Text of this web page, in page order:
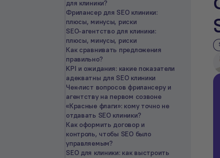
для клиники?
Фрилансер для SEO клиники:
плюсы, минусы, риски
SEO-агентство для клиники:
плюсы, минусы, риски
Как сравнивать предложения
правильно?
KPI и ожидания: какие показатели
адекватны для SEO клиники
Чек-лист вопросов фрилансеру и
агентству на первом созвоне
«Красные флаги»: кому точно не
отдавать SEO клиники?
Как оформить договор и
контроль, чтобы SEO было
управляемым?
SEO для клиники: как выстроить